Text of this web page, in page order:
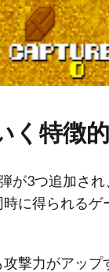
く特徴
が3つ追加さ
に得られる
撃力がアッ